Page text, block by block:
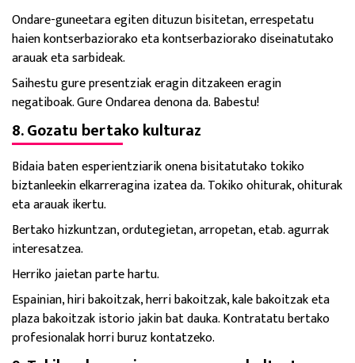
Ondare-guneetara egiten dituzun bisitetan, errespetatu
haien kontserbaziorako eta kontserbaziorako diseinatutako
arauak eta sarbideak.
Saihestu gure presentziak eragin ditzakeen eragin
negatiboak. Gure Ondarea denona da. Babestu!
8. Gozatu bertako kulturaz
Bidaia baten esperientziarik onena bisitatutako tokiko
biztanleekin elkarreragina izatea da. Tokiko ohiturak, ohiturak
eta arauak ikertu.
Bertako hizkuntzan, ordutegietan, arropetan, etab. agurrak
interesatzea.
Herriko jaietan parte hartu.
Espainian, hiri bakoitzak, herri bakoitzak, kale bakoitzak eta
plaza bakoitzak istorio jakin bat dauka. Kontratatu bertako
profesionalak horri buruz kontatzeko.